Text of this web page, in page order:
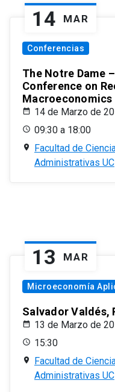
14 MAR
Conferencias
The Notre Dame
Conference on
Macroeconomics
14 de Marzo de
09:30 a 18:00
Facultad de
Administrativas UC
13 MAR
Microeconomía
Salvador Valdés,
13 de Marzo de
15:30
Facultad de
Administrativas UC